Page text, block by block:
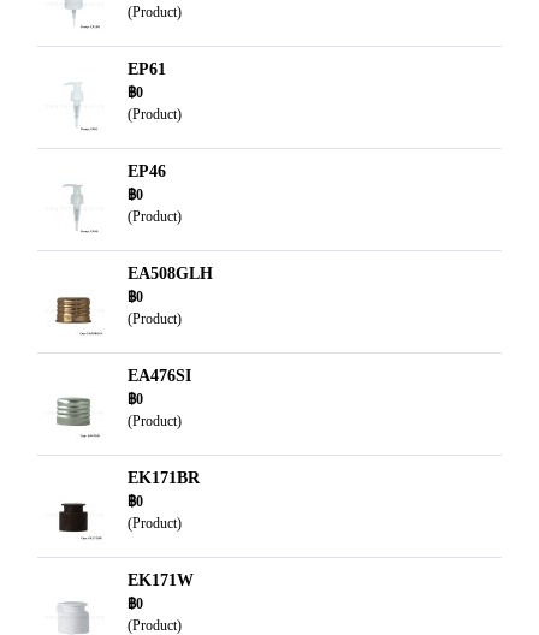
(Product)
EP61
฿0
(Product)
EP46
฿0
(Product)
EA508GLH
฿0
(Product)
EA476SI
฿0
(Product)
EK171BR
฿0
(Product)
EK171W
฿0
(Product)